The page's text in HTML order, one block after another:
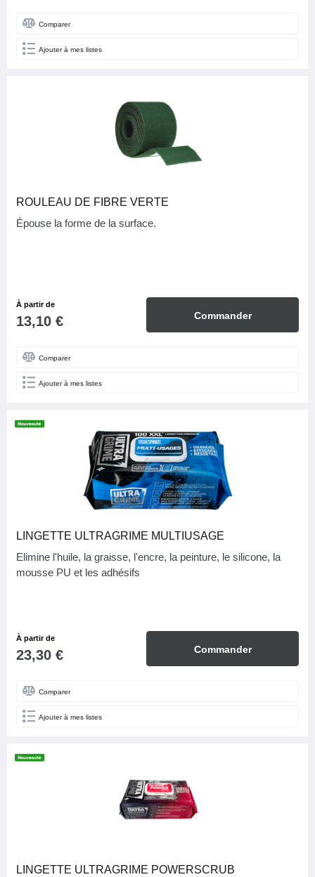
Comparer
Ajouter à mes listes
ROULEAU DE FIBRE VERTE
Épouse la forme de la surface.
À partir de
13,10 € Commander
Comparer
Ajouter à mes listes
LINGETTE ULTRAGRIME MULTIUSAGE
Elimine l'huile, la graisse, l'encre, la peinture, le silicone, la
mousse PU et les adhésifs
À partir de
23,30 € Commander
Comparer
Ajouter à mes listes
LINGETTE ULTRAGRIME POWERSCRUB